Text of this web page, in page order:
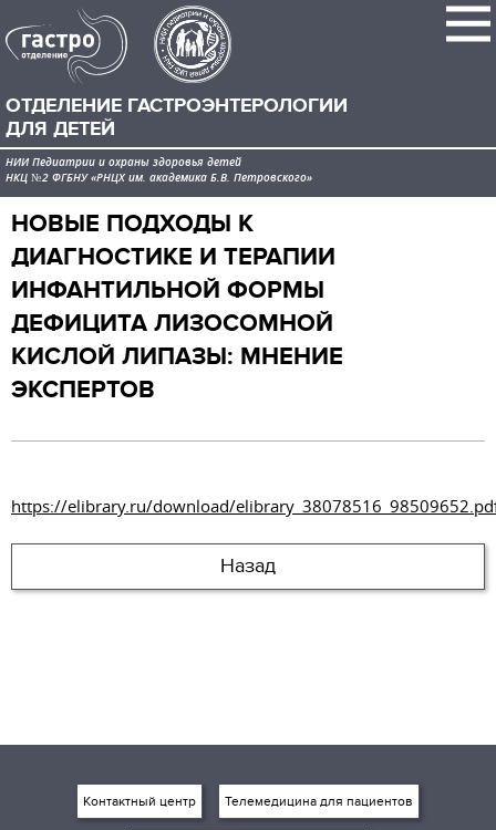
ОТДЕЛЕНИЕ ГАСТРОЭНТЕРОЛОГИИ
ДЛЯ ДЕТЕЙ
НИИ Педиатрии и охраны здоровья детей
НКЦ №2 ФГБНУ «РНЦХ им. академика Б.В. Петровского»
НОВЫЕ ПОДХОДЫ К
ДИАГНОСТИКЕ И ТЕРАПИИ
ИНФАНТИЛЬНОЙ ФОРМЫ
ДЕФИЦИТА ЛИЗОСОМНОЙ
КИСЛОЙ ЛИПАЗЫ: МНЕНИЕ
ЭКСПЕРТОВ
https://elibrary.ru/download/
Назад
Контактный центр Телемедицина для пациентов